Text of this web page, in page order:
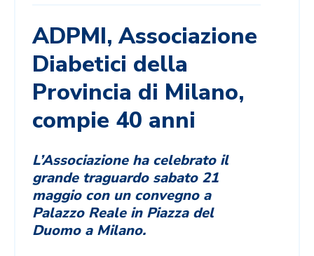
ADPMI, Associazione
Diabetici della
Provincia di Milano,
compie 40 anni
L’Associazione ha celebrato il
grande traguardo sabato 21
maggio con un convegno a
Palazzo Reale in Piazza del
Duomo a Milano.